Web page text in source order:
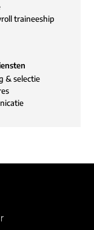
traineeship
& selectie